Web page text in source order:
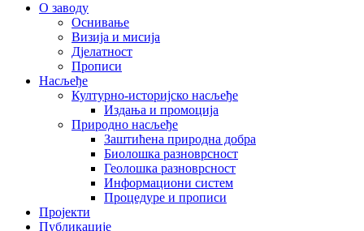
О заводу
Оснивање
Визија и мисија
Дјелатност
Прописи
Насљеђе
Културно-историјско насљеђе
Издања и промоција
Природно насљеђе
Заштићена природна добра
Биолошка разноврсност
Геолошка разноврсност
Информациони систем
Процедуре и прописи
Пројекти
Публикације